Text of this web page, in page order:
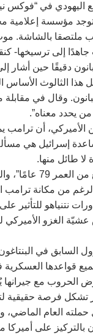
اليهودي في “فوكس
مؤسسة إعلامية
ملتصقا بالشاشة.
إلى ترسيخها-
دقيقًا حين أشار
هذا الثالوث
وقال في مقابلة
يحدد معناه”.
أن ترامب
إسرائيل هي
لا طائل منها.
في داخل النخبة
من مكانة ترامب
نتنياهو للتأثير
عشيّة الغزو
السابق في
قواعدها
خوض الحروب مع
تشكل فرصة حقيقية
العام الماضي،
على أميركا